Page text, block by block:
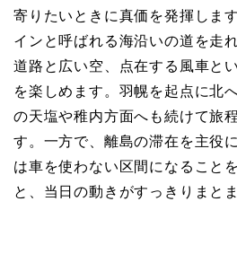
寄りたいときに真価を発揮しま
インと呼ばれる海沿いの道を走
道路と広い空、点在する風車と
を楽しめます。羽幌を起点に北
の天塩や稚内方面へも続けて旅
す。一方で、離島の滞在を主役
は車を使わない区間になること
と、当日の動きがすっきりまと